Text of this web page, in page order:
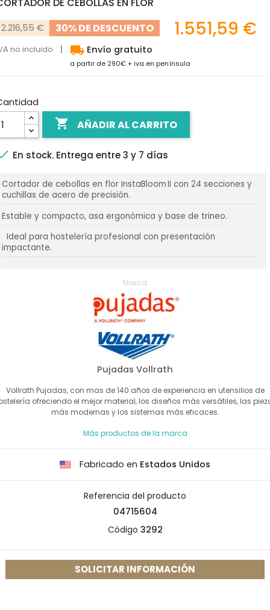
DE CEBOLLAS EN FLOR
2.216,55 € 30% DE DESCUENTO 1.551,59 €
no incluido local_shipping Envío gratuito
a partir de 290€ + iva en península
 AÑADIR AL CARRITO
En stock. Entrega entre 3 y 7 días
Cortador de cebollas en flor InstaBloom II con 24 secciones y
cuchillas de acero de precisión.
Estable y compacto, asa ergonómica y base de trineo.
Ideal para hostelería profesional con presentación
impactante.
Marca
Pujadas Vollrath
Vollrath Pujadas, con mas de 140 años de experiencia en utensilios de
ofreciendo el mejor material, los diseños más versátiles, las
más modernas y los sistemas más eficaces.
Más productos de la marca
Fabricado en Estados Unidos
Referencia del producto
04715604
Código 3292
SOLICITAR INFORMACIÓN